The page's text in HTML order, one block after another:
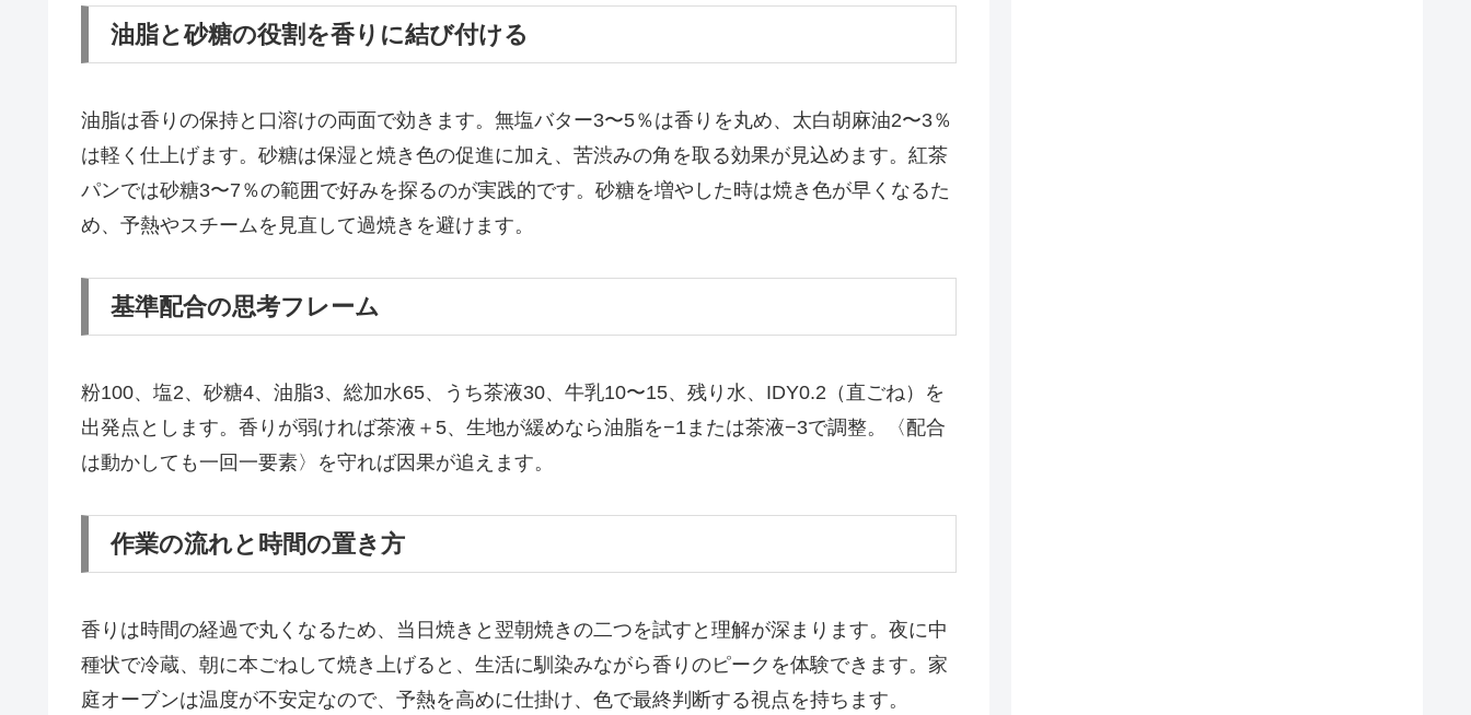
油脂と砂糖の役割を香りに結び付ける
油脂は香りの保持と口溶けの両面で効きます。無塩バター3〜5％は香りを丸め、太白胡麻油2〜3％
は軽く仕上げます。砂糖は保湿と焼き色の促進に加え、苦渋みの角を取る効果が見込めます。紅茶
パンでは砂糖3〜7％の範囲で好みを探るのが実践的です。砂糖を増やした時は焼き色が早くなるた
め、予熱やスチームを見直して過焼きを避けます。
基準配合の思考フレーム
粉100、塩2、砂糖4、油脂3、総加水65、うち茶液30、牛乳10〜15、残り水、IDY0.2（直ごね）を
出発点とします。香りが弱ければ茶液＋5、生地が緩めなら油脂を−1または茶液−3で調整。〈配合
は動かしても一回一要素〉を守れば因果が追えます。
作業の流れと時間の置き方
香りは時間の経過で丸くなるため、当日焼きと翌朝焼きの二つを試すと理解が深まります。夜に中
種状で冷蔵、朝に本ごねして焼き上げると、生活に馴染みながら香りのピークを体験できます。家
庭オーブンは温度が不安定なので、予熱を高めに仕掛け、色で最終判断する視点を持ちます。